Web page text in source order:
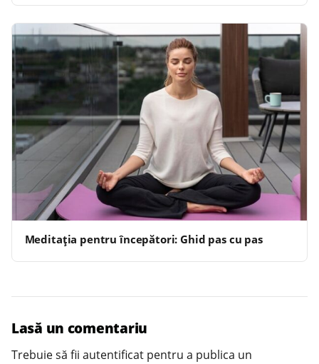
Meditația pentru începători: Ghid pas cu pas
Lasă un comentariu
Trebuie să fii autentificat pentru a publica un